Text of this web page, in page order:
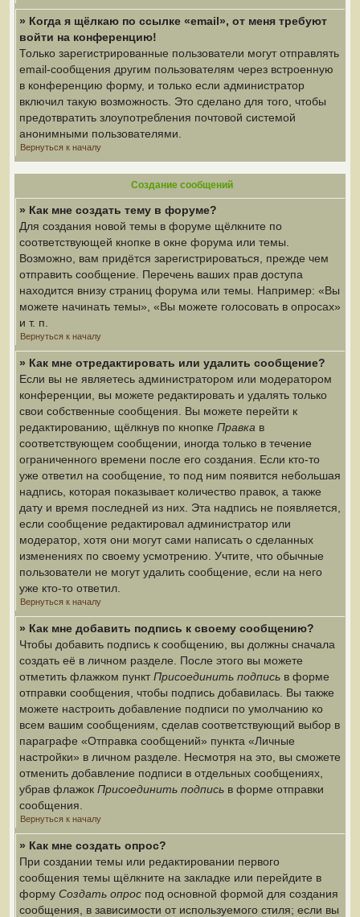
» Когда я щёлкаю по ссылке «email», от меня требуют
войти на конференцию!
Только зарегистрированные пользователи могут отправлять
email-сообщения другим пользователям через встроенную
в конференцию форму, и только если администратор
включил такую возможность. Это сделано для того, чтобы
предотвратить злоупотребления почтовой системой
анонимными пользователями.
Вернуться к началу
Создание сообщений
» Как мне создать тему в форуме?
Для создания новой темы в форуме щёлкните по
соответствующей кнопке в окне форума или темы.
Возможно, вам придётся зарегистрироваться, прежде чем
отправить сообщение. Перечень ваших прав доступа
находится внизу страниц форума или темы. Например: «Вы
можете начинать темы», «Вы можете голосовать в опросах»
и т. п.
Вернуться к началу
» Как мне отредактировать или удалить сообщение?
Если вы не являетесь администратором или модератором
конференции, вы можете редактировать и удалять только
свои собственные сообщения. Вы можете перейти к
редактированию, щёлкнув по кнопке Правка в
соответствующем сообщении, иногда только в течение
ограниченного времени после его создания. Если кто-то
уже ответил на сообщение, то под ним появится небольшая
надпись, которая показывает количество правок, а также
дату и время последней из них. Эта надпись не появляется,
если сообщение редактировал администратор или
модератор, хотя они могут сами написать о сделанных
изменениях по своему усмотрению. Учтите, что обычные
пользователи не могут удалить сообщение, если на него
уже кто-то ответил.
Вернуться к началу
» Как мне добавить подпись к своему сообщению?
Чтобы добавить подпись к сообщению, вы должны сначала
создать её в личном разделе. После этого вы можете
отметить флажком пунктПрисоединить подпись в форме
отправки сообщения, чтобы подпись добавилась. Вы также
можете настроить добавление подписи по умолчанию ко
всем вашим сообщениям, сделав соответствующий выбор в
параграфе «Отправка сообщений» пункта «Личные
настройки» в личном разделе. Несмотря на это, вы сможете
отменить добавление подписи в отдельных сообщениях,
убрав флажок Присоединить подпись в форме отправки
сообщения.
Вернуться к началу
» Как мне создать опрос?
При создании темы или редактировании первого
сообщения темы щёлкните на закладке или перейдите в
форму Создать опрос под основной формой для создания
сообщения, в зависимости от используемого стиля; если вы